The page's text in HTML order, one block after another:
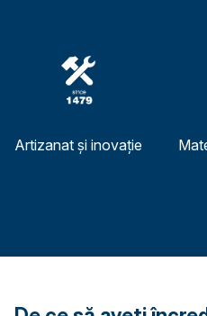
Artizanat și inovație